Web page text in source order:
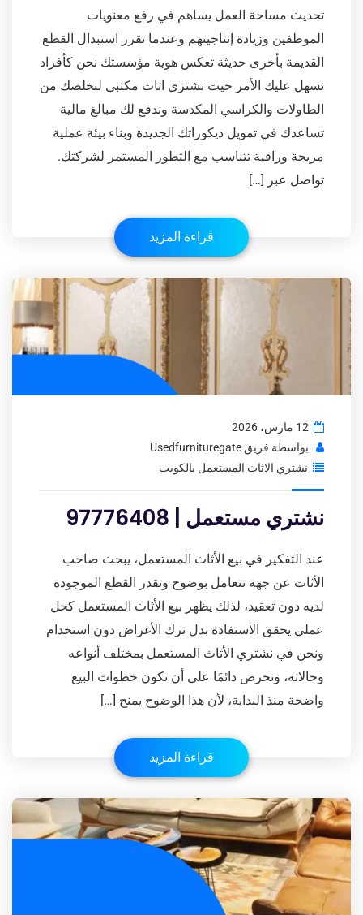
تحديث مساحة العمل يساهم في رفع معنويات
الموظفين وزيادة إنتاجيتهم وعندما تقرر استبدال القطع
القديمة بأخرى حديثة تعكس هوية مؤسستك نحن كأفراد
نسهل عليك الأمر حيث نشتري اثاث مكتبي لنخلصك من
الطاولات والكراسي المكدسة وندفع لك مبالغ مالية
تساعدك في تمويل ديكوراتك الجديدة وبناء بيئة عملية
مريحة وراقية تتناسب مع التطور المستمر لشركتك.
تواصل عبر […]
قراءة المزيد
12 مارس، 2026
بواسطة فريق Usedfurnituregate
نشتري الاثاث المستعمل بالكويت
نشتري مستعمل | 97776408
عند التفكير في بيع الأثاث المستعمل، يبحث صاحب
الأثاث عن جهة تتعامل بوضوح وتقدر القطع الموجودة
لديه دون تعقيد، لذلك يظهر بيع الأثاث المستعمل كحل
عملي يحقق الاستفادة بدل ترك الأغراض دون استخدام
ونحن في نشتري الأثاث المستعمل بمختلف أنواعه
وحالاته، ونحرص دائمًا على أن تكون خطوات البيع
واضحة منذ البداية، لأن هذا الوضوح يمنح […]
قراءة المزيد